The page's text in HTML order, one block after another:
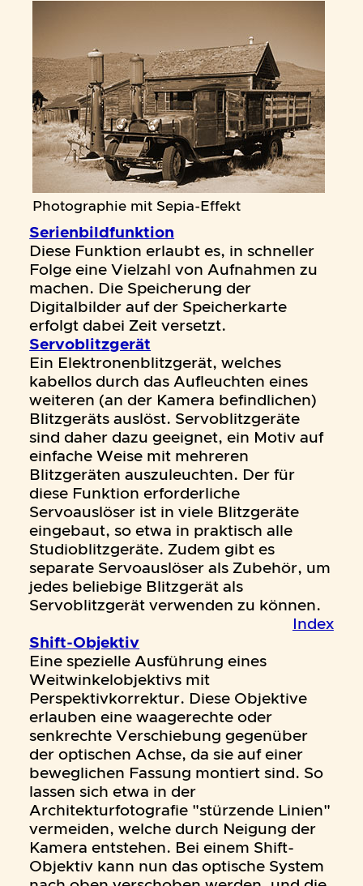
Photographie mit Sepia-Effekt
Serienbildfunktion
Diese Funktion erlaubt es, in schneller
Folge eine Vielzahl von Aufnahmen zu
machen. Die Speicherung der
Digitalbilder auf der Speicherkarte
erfolgt dabei Zeit versetzt.
Servoblitzgerät
Ein Elektronenblitzgerät, welches
kabellos durch das Aufleuchten eines
weiteren (an der Kamera befindlichen)
Blitzgeräts auslöst. Servoblitzgeräte
sind daher dazu geeignet, ein Motiv auf
einfache Weise mit mehreren
Blitzgeräten auszuleuchten. Der für
diese Funktion erforderliche
Servoauslöser ist in viele Blitzgeräte
eingebaut, so etwa in praktisch alle
Studioblitzgeräte. Zudem gibt es
separate Servoauslöser als Zubehör, um
jedes beliebige Blitzgerät als
Servoblitzgerät verwenden zu können.
Index
Shift-Objektiv
Eine spezielle Ausführung eines
Weitwinkelobjektivs mit
Perspektivkorrektur. Diese Objektive
erlauben eine waagerechte oder
senkrechte Verschiebung gegenüber
der optischen Achse, da sie auf einer
beweglichen Fassung montiert sind. So
lassen sich etwa in der
Architekturfotografie "stürzende Linien"
vermeiden, welche durch Neigung der
Kamera entstehen. Bei einem Shift-
Objektiv kann nun das optische System